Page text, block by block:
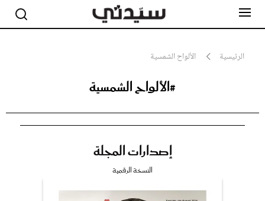
الرئيسية الألواح الشمسية
#الألواح الشمسية
إصدارات المجلة
النسخة الرقمية
جمال
صحة ورشاقة